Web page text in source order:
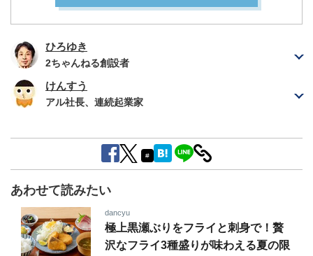
ひろゆき
2ちゃんねる創設者
けんすう
アル社長、連続起業家
#
あわせて読みたい
dancyu
極上黒瀬ぶりをフライと刺身で！贅
沢なフライ3種盛りが味わえる夏の限